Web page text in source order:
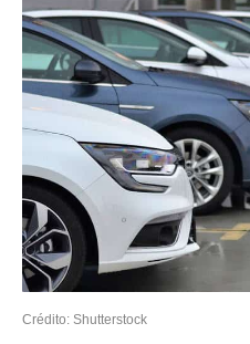
Crédito: Shutterstock